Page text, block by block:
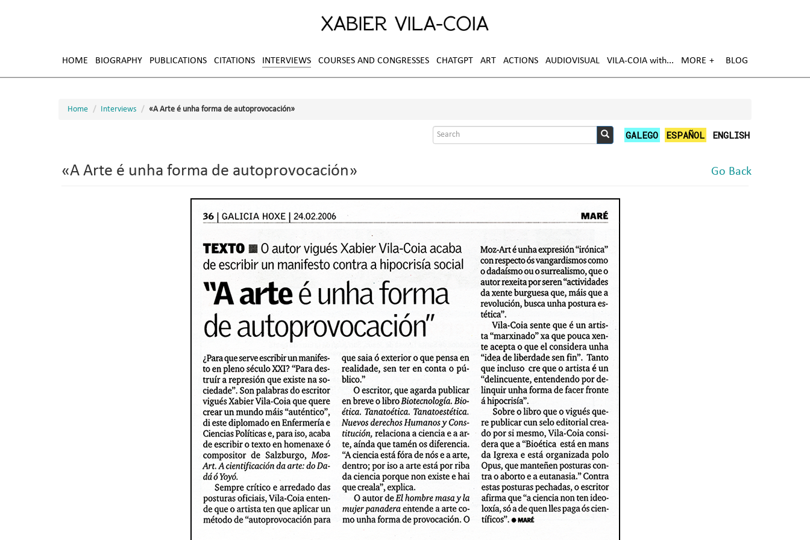
HOME BIOGRAPHY PUBLICATIONS CITATIONS INTERVIEWS COURSES AND CONGRESSES CHATGPT ART ACTIONS AUDIOVISUAL VILA-COIA with MORE BLOG
Home Interviews «A Arte é unha forma de autoprovocación»
Search
GALEGO ESPAÑOL ENGLISH
«A Arte é unha forma de autoprovocación» Go Back